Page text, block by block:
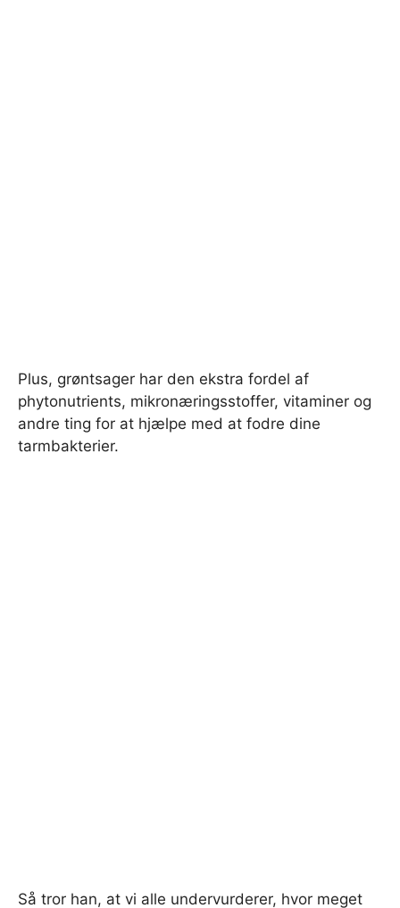
Plus, grøntsager har den ekstra fordel af
phytonutrients, mikronæringsstoffer, vitaminer og
andre ting for at hjælpe med at fodre dine
tarmbakterier.
Så tror han, at vi alle undervurderer, hvor meget